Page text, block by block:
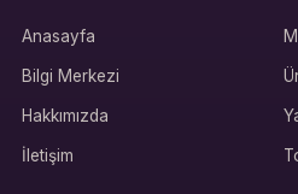
Anasayfa
Bilgi Merkezi
Hakkımızda
İletişim